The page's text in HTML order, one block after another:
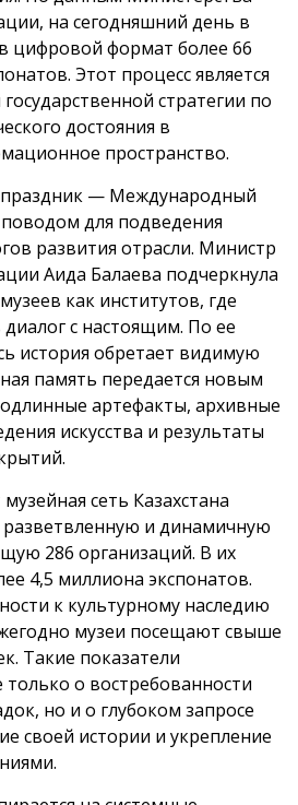
на сегодняшний день в
цифровой формат более 66
Этот процесс является
стратегии по
достояния в
пространство.
— Международный
для подведения
развития отрасли. Министр
Аида Балаева подчеркнула
как институтов, где
с настоящим. По ее
история обретает видимую
память передается новым
артефакты, архивные
искусства и результаты
сеть Казахстана
разветвленную и динамичную
286 организаций. В их
4,5 миллиона экспонатов.
к культурному наследию
музеи посещают свыше
Такие показатели
о востребованности
но и о глубоком запросе
своей истории и укрепление